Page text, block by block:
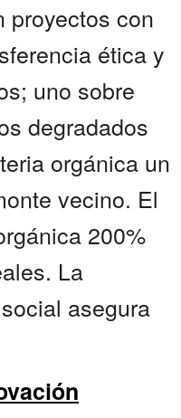
proyectos con
ética y
uno sobre
degradados
orgánica un
vecino. El
200%
La
asegura